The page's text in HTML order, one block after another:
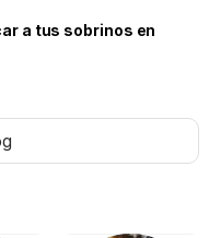
a tus sobrinos en